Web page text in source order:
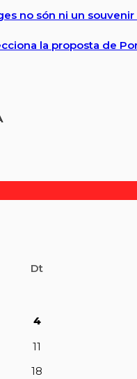
no són ni un
la proposta de
Dt
4
11
18